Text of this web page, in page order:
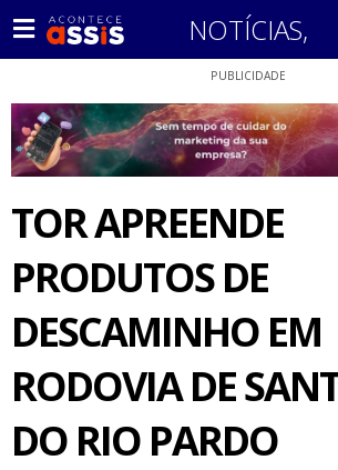
NOTÍCIAS,
PUBLICIDADE
TOR APREENDE
PRODUTOS DE
DESCAMINHO EM
RODOVIA DE
DO RIO PARDO